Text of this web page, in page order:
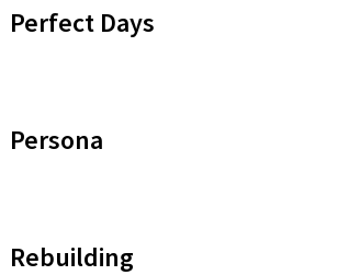
Perfect Days
Persona
Rebuilding